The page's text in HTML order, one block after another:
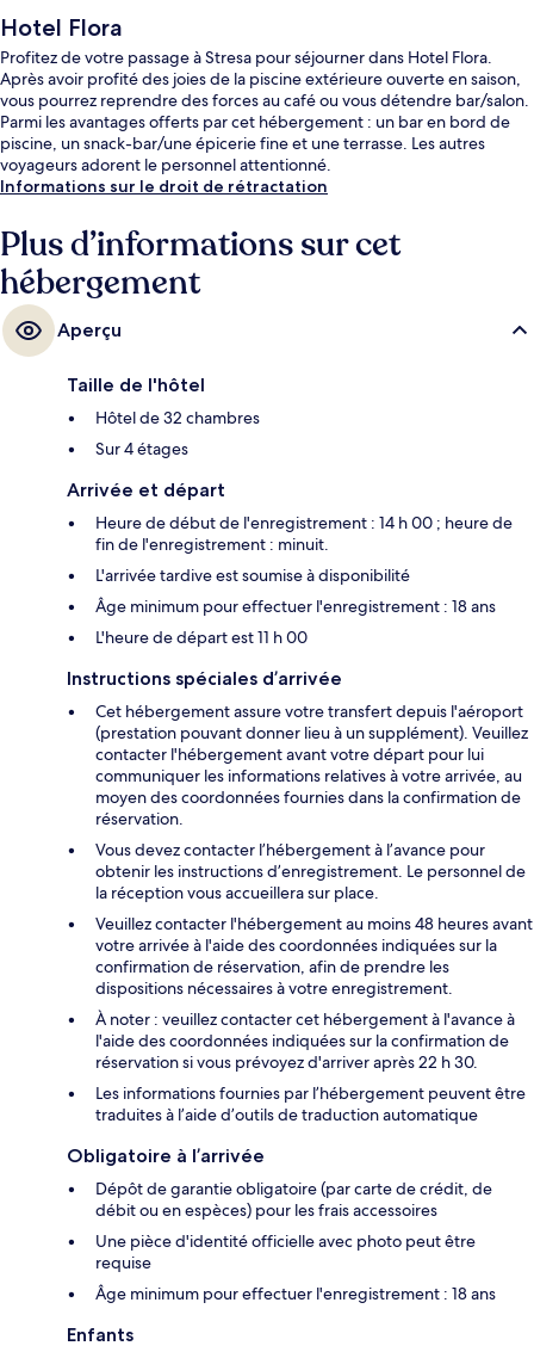
Hotel Flora
Profitez de votre passage à Stresa pour séjourner dans Hotel Flora.
Après avoir profité des joies de la piscine extérieure ouverte en saison,
vous pourrez reprendre des forces au café ou vous détendre bar/salon.
Parmi les avantages offerts par cet hébergement : un bar en bord de
piscine, un snack-bar/une épicerie fine et une terrasse. Les autres
voyageurs adorent le personnel attentionné.
Informations sur le droit de rétractation
Plus d’informations sur cet
hébergement
Aperçu
Taille de l'hôtel
Hôtel de 32 chambres
Sur 4 étages
Arrivée et départ
Heure de début de l'enregistrement : 14 h 00 ; heure de
fin de l'enregistrement : minuit.
L'arrivée tardive est soumise à disponibilité
Âge minimum pour effectuer l'enregistrement : 18 ans
L'heure de départ est 11 h 00
Instructions spéciales d’arrivée
Cet hébergement assure votre transfert depuis l'aéroport
(prestation pouvant donner lieu à un supplément). Veuillez
contacter l'hébergement avant votre départ pour lui
communiquer les informations relatives à votre arrivée, au
moyen des coordonnées fournies dans la confirmation de
réservation.
Vous devez contacter l’hébergement à l’avance pour
obtenir les instructions d’enregistrement. Le personnel de
la réception vous accueillera sur place.
Veuillez contacter l'hébergement au moins 48 heures avant
votre arrivée à l'aide des coordonnées indiquées sur la
confirmation de réservation, afin de prendre les
dispositions nécessaires à votre enregistrement.
À noter : veuillez contacter cet hébergement à l'avance à
l'aide des coordonnées indiquées sur la confirmation de
réservation si vous prévoyez d'arriver après 22 h 30.
Les informations fournies par l’hébergement peuvent être
traduites à l’aide d’outils de traduction automatique
Obligatoire à l’arrivée
Dépôt de garantie obligatoire (par carte de crédit, de
débit ou en espèces) pour les frais accessoires
Une pièce d'identité officielle avec photo peut être
requise
Âge minimum pour effectuer l'enregistrement : 18 ans
Enfants